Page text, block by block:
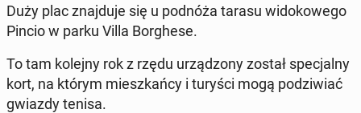
Duży plac znaj­du­je się u podnóża tarasu wi­do­ko­we­go
Pincio w parku Villa Bor­ghe­se.
To tam kolejny rok z rzędu urzą­dzo­ny został spe­cjal­ny
kort, na którym miesz­kań­cy i turyści mogą po­dzi­wiać
gwiazdy tenisa.